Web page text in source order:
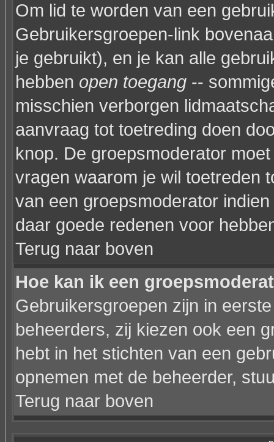
Om lid te worden van een
Gebruikersgroepen-link
je gebruikt), en je kan alle
hebben open toegang --
misschien verborgen
aanvraag tot toetreding doen
knop. De groepsmoderator
vragen waarom je wil toetreden
van een groepsmoderator
daar goede redenen voor
Terug naar boven
Hoe kan ik een
Gebruikersgroepen zijn in
beheerders, zij kiezen ook een
hebt in het stichten van een
opnemen met de beheerder,
Terug naar boven